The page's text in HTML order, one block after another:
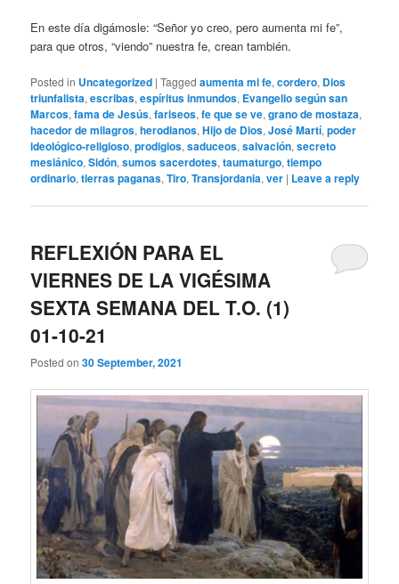
En este día digámosle: “Señor yo creo, pero aumenta mi fe”,
para que otros, “viendo” nuestra fe, crean también.
Posted in Uncategorized |Tagged aumenta mi fe,cordero, Dios
triunfalista,escribas,espíritus inmundos, Evangelio según san
Marcos,fama de Jesús,fariseos,fe que se ve,grano de mostaza,
hacedor de milagros,herodianos,Hijo de Dios,José Martí,poder
ideológico-religioso,prodigios,saduceos,salvación,secreto
mesiánico,Sidón,sumos sacerdotes,taumaturgo,tiempo
ordinario,tierras paganas,Tiro,Transjordania,ver | Leave a reply
REFLEXIÓN PARA EL
VIERNES DE LA VIGÉSIMA
SEXTA SEMANA DEL T.O. (1)
01-10-21
Posted on30 September, 2021